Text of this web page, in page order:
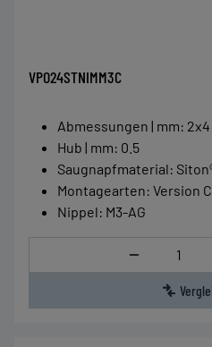
VPO24STNIMM3C
Abmessungen | mm: 2x4
Hub | mm: 0.5
Saugnapfmaterial:
Montagearten: Version
Nippel: M3-AG
Menge